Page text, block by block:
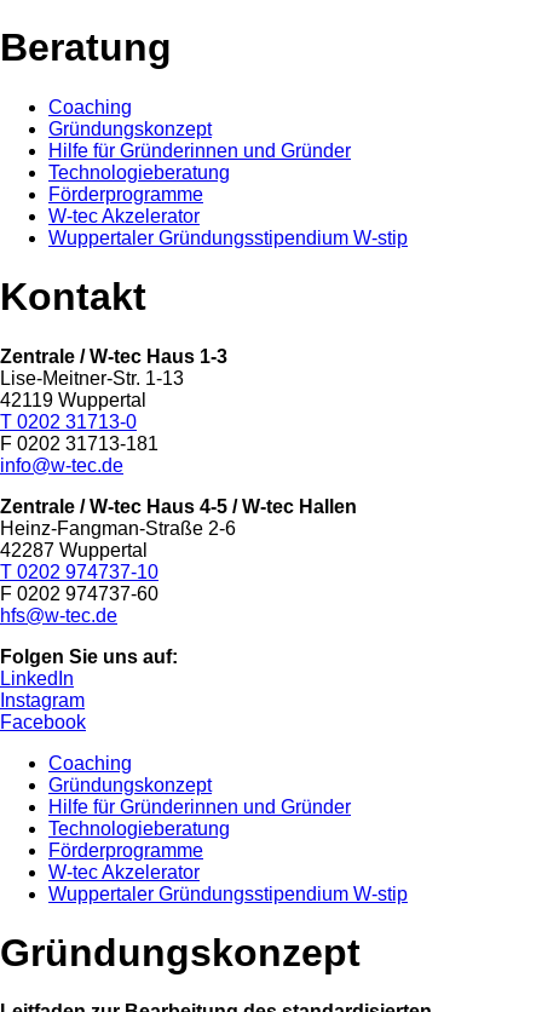
Beratung
Coaching
Gründungskonzept
Hilfe für Gründerinnen und Gründer
Technologieberatung
Förderprogramme
W-tec Akzelerator
Wuppertaler Gründungsstipendium W-stip
Kontakt
Zentrale / W-tec Haus 1-3
Lise-Meitner-Str. 1-13
42119 Wuppertal
T 0202 31713-0
F 0202 31713-181
info@w-tec.de
Zentrale / W-tec Haus 4-5 / W-tec Hallen
Heinz-Fangman-Straße 2-6
42287 Wuppertal
T 0202 974737-10
F 0202 974737-60
hfs@w-tec.de
Folgen Sie uns auf:
LinkedIn
Instagram
Facebook
Coaching
Gründungskonzept
Hilfe für Gründerinnen und Gründer
Technologieberatung
Förderprogramme
W-tec Akzelerator
Wuppertaler Gründungsstipendium W-stip
Gründungskonzept